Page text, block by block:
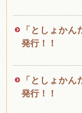
「としょか
発行！！
「としょか
発行！！